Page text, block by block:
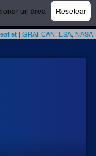
un área Resetear
| GRAFCAN ESA NASA